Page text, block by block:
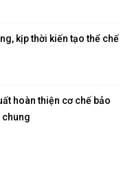
kịp thời kiến tạo thể chế
hoàn thiện cơ chế bảo